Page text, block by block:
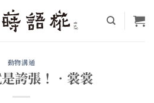
動物溝通
誇張！•裳裳